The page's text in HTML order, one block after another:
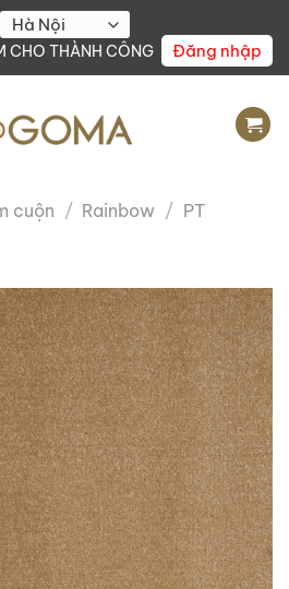
CHO THÀNH CÔNG
Đăng nhập
cuộn / Rainbow / PT